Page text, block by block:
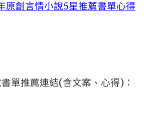
原創言情小說5星推薦書單心得
單推薦連結(含文案、心得)：